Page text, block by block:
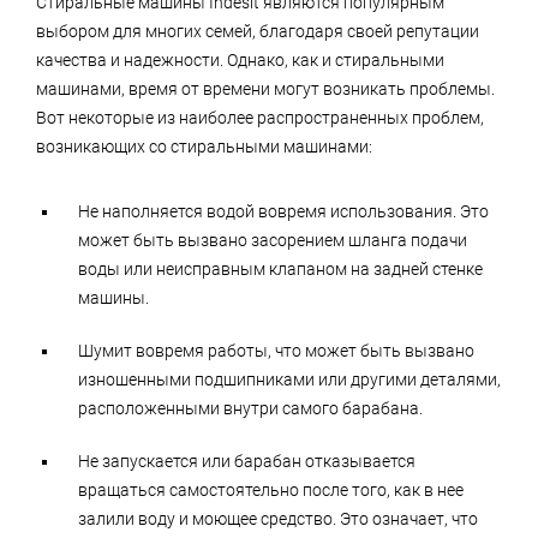
выбором для многих семей, благодаря своей репутации
качества и надежности. Однако, как и стиральными
машинами, время от времени могут возникать проблемы.
Вот некоторые из наиболее распространенных проблем,
возникающих со стиральными машинами:
Не наполняется водой вовремя использования. Это
может быть вызвано засорением шланга подачи
воды или неисправным клапаном на задней стенке
машины.
Шумит вовремя работы, что может быть вызвано
изношенными подшипниками или другими деталями,
расположенными внутри самого барабана.
Не запускается или барабан отказывается
вращаться самостоятельно после того, как в нее
залили воду и моющее средство. Это означает, что